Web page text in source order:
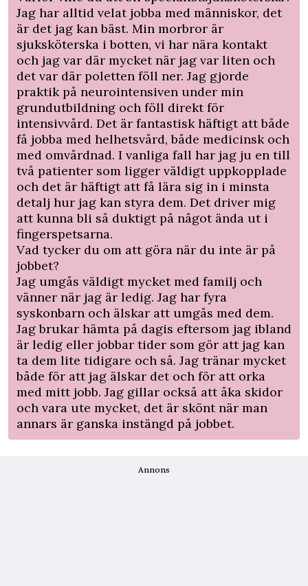
Jag har alltid velat jobba med människor, det
är det jag kan bäst. Min morbror är
sjuksköterska i botten, vi har nära kontakt
och jag var där mycket när jag var liten och
det var där poletten föll ner. Jag gjorde
praktik på neurointensiven under min
grundutbildning och föll direkt för
intensivvård. Det är fantastisk häftigt att både
få jobba med helhetsvård, både medicinsk och
med omvårdnad. I vanliga fall har jag ju en till
två patienter som ligger väldigt uppkopplade
och det är häftigt att få lära sig in i minsta
detalj hur jag kan styra dem. Det driver mig
att kunna bli så duktigt på något ända ut i
fingerspetsarna.
Vad tycker du om att göra när du inte är på
jobbet?
Jag umgås väldigt mycket med familj och
vänner när jag är ledig. Jag har fyra
syskonbarn och älskar att umgås med dem.
Jag brukar hämta på dagis eftersom jag ibland
är ledig eller jobbar tider som gör att jag kan
ta dem lite tidigare och så. Jag tränar mycket
både för att jag älskar det och för att orka
med mitt jobb. Jag gillar också att åka skidor
och vara ute mycket, det är skönt när man
annars är ganska instängd på jobbet.
Annons